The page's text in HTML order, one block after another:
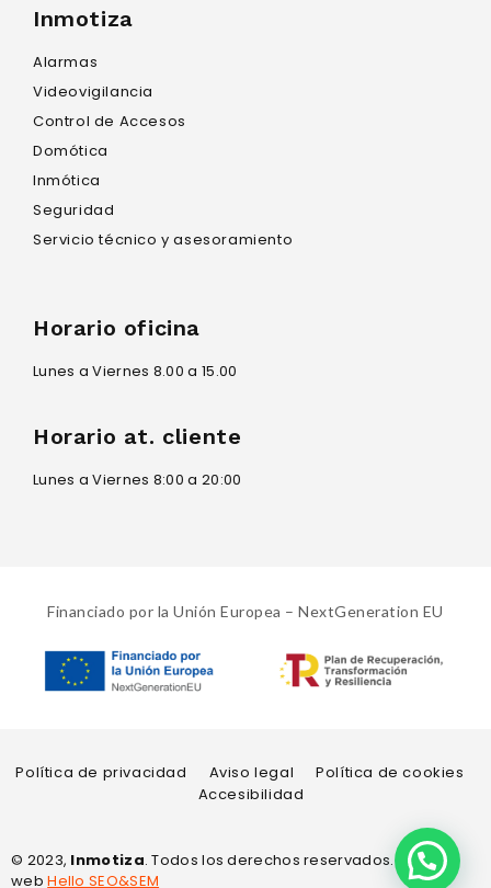
Inmotiza
Alarmas
Videovigilancia
Control de Accesos
Domótica
Inmótica
Seguridad
Servicio técnico y asesoramiento
Horario oficina
Lunes a Viernes 8.00 a 15.00
Horario at. cliente
Lunes a Viernes 8:00 a 20:00
Financiado por la Unión Europea – NextGeneration EU
© 2023, Inmotiza. Todos los derechos reservados. Diseño
webHello SEO&SEM
Política de privacidad Aviso legal
Política de cookies
Accesibilidad